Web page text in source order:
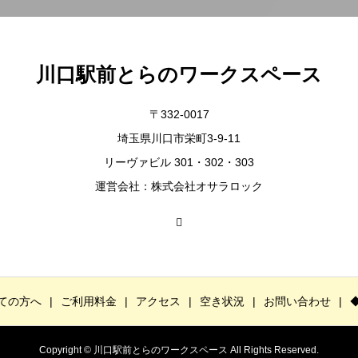
川口駅前とらのワークスペース
〒332-0017
埼玉県川口市栄町3-9-11
リーヴァビル 301・302・303
運営会社：株式会社オサラロック
の方へ ご利用料金 アクセス 空き状況 お問い合わせ
Copyright © 川口駅前とらのワークスペース All Rights Reserved.